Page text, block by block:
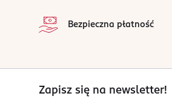
Bezpieczna płatność
Zapisz się na newsletter!